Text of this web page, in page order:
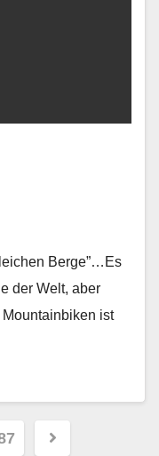
Berge”…Es
der Welt, aber
ist